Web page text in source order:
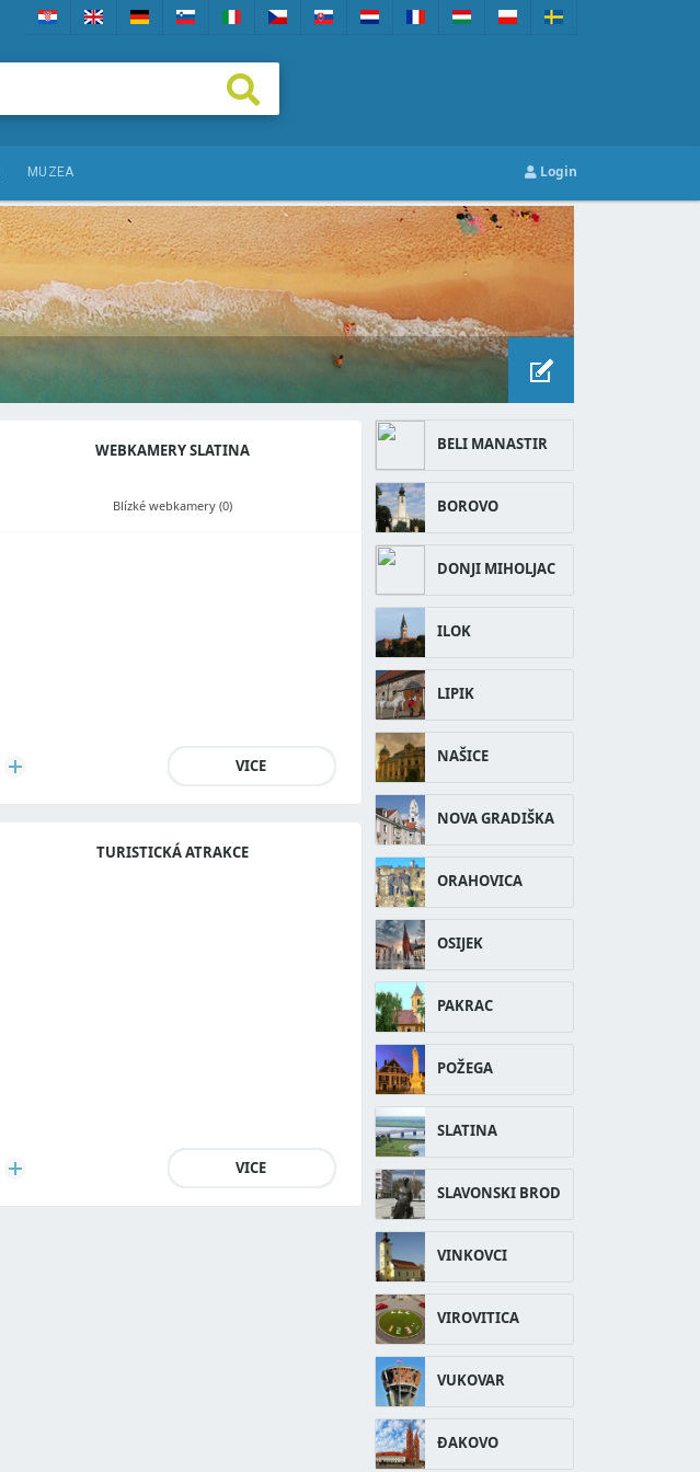
MUZEA Login
WEBKAMERY SLATINA
Blízké webkamery (0)
VICE
TURISTICKÁ ATRAKCE
VICE
BELI MANASTIR
BOROVO
DONJI MIHOLJAC
ILOK
LIPIK
NAŠICE
NOVA GRADIŠKA
ORAHOVICA
OSIJEK
PAKRAC
POŽEGA
SLATINA
SLAVONSKI BROD
VINKOVCI
VIROVITICA
VUKOVAR
ĐAKOVO